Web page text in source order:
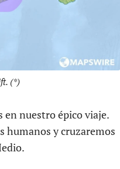
(*)
en nuestro épico viaje.
humanos y cruzaremos